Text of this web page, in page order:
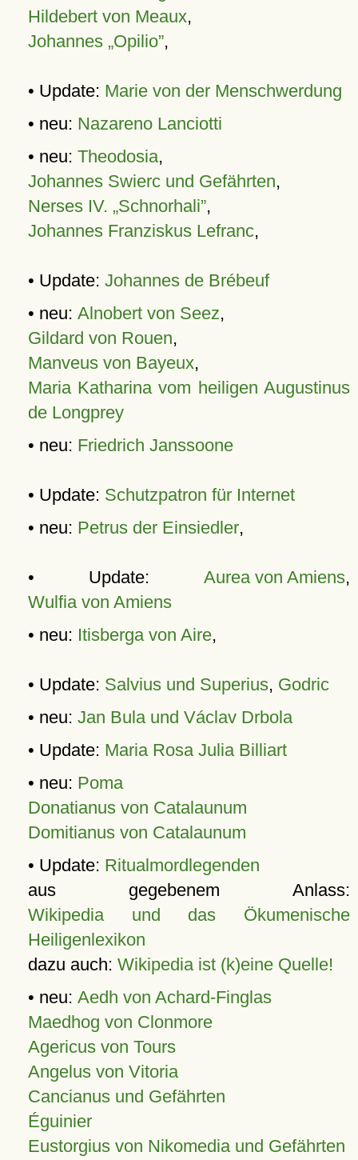
Hildebert von Meaux,
Johannes „Opilio”,
• Update: Marie von der Menschwerdung
• neu: Nazareno Lanciotti
• neu: Theodosia,
Johannes Swierc und Gefährten,
Nerses IV. „Schnorhali”,
Johannes Franziskus Lefranc,
• Update: Johannes de Brébeuf
• neu: Alnobert von Seez,
Gildard von Rouen,
Manveus von Bayeux,
Maria Katharina vom heiligen Augustinus
de Longprey
• neu: Friedrich Janssoone
• Update: Schutzpatron für Internet
• neu: Petrus der Einsiedler,
• Update: Aurea von Amiens,
Wulfia von Amiens
• neu: Itisberga von Aire,
• Update: Salvius und Superius, Godric
• neu: Jan Bula und Václav Drbola
• Update: Maria Rosa Julia Billiart
• neu: Poma
Donatianus von Catalaunum
Domitianus von Catalaunum
• Update: Ritualmordlegenden
aus gegebenem Anlass:
Wikipedia und das Ökumenische
Heiligenlexikon
dazu auch: Wikipedia ist (k)eine Quelle!
• neu: Aedh von Achard-Finglas
Maedhog von Clonmore
Agericus von Tours
Angelus von Vitoria
Cancianus und Gefährten
Éguinier
Eustorgius von Nikomedia und Gefährten